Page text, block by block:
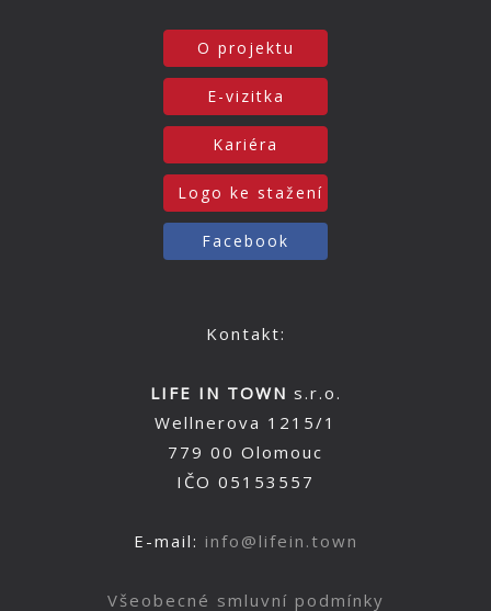
O projektu
E-vizitka
Kariéra
Logo ke stažení
Facebook
Kontakt:
LIFE IN TOWN s.r.o.
Wellnerova 1215/1
779 00 Olomouc
IČO 05153557
E-mail: info@lifein.town
Všeobecné smluvní podmínky